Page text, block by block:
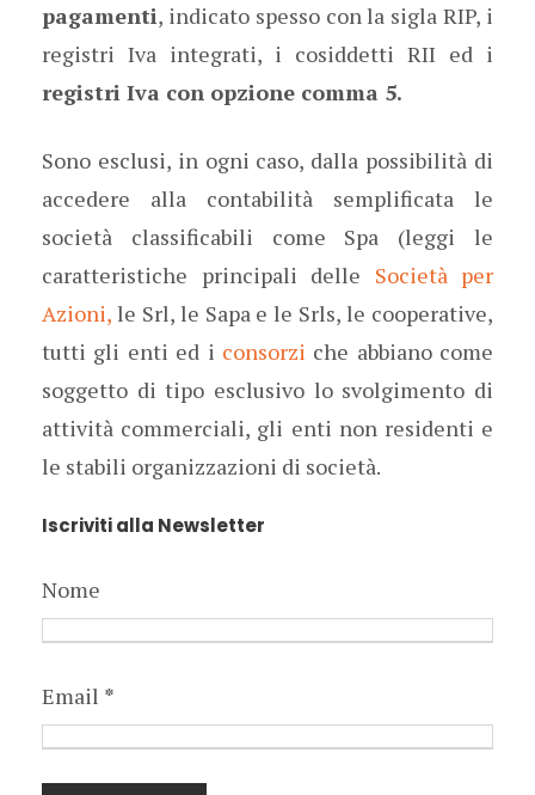
pagamenti, indicato spesso con la sigla RIP, i
registri Iva integrati, i cosiddetti RII ed i
registri Iva con opzione comma 5.
Sono esclusi, in ogni caso, dalla possibilità di
accedere alla contabilità semplificata le
società classificabili come Spa (leggi le
caratteristiche principali delle Società per
Azioni, le Srl, le Sapa e le Srls, le cooperative,
tutti gli enti ed i consorzi che abbiano come
soggetto di tipo esclusivo lo svolgimento di
attività commerciali, gli enti non residenti e
le stabili organizzazioni di società.
Iscriviti alla Newsletter
Nome
Email *